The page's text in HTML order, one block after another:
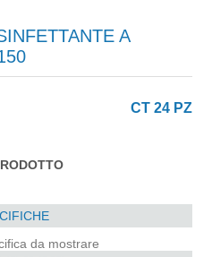
A
CT 24 PZ
da mostrare